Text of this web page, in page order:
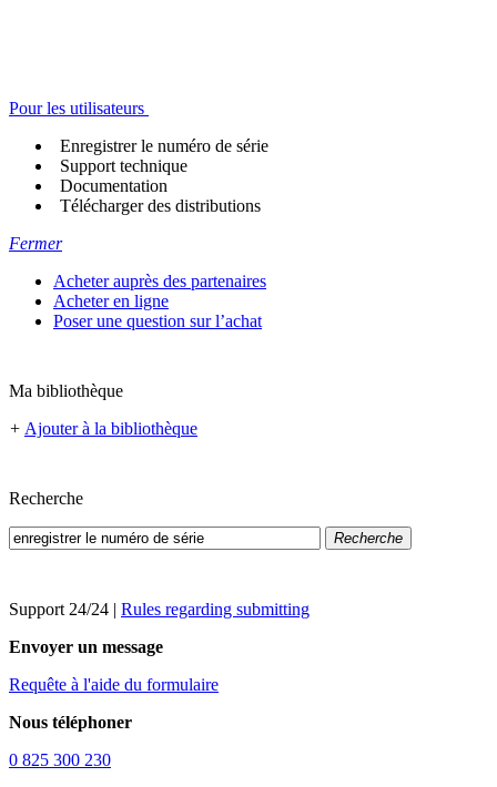
Pour les utilisateurs
Enregistrer le numéro de série
Support technique
Documentation
Télécharger des distributions
Fermer
Acheter auprès des partenaires
Acheter en ligne
Poser une question sur l’achat
Ma bibliothèque
+ Ajouter à la bibliothèque
Recherche
Recherche
Support 24/24 | Rules regarding submitting
Envoyer un message
Requête à l'aide du formulaire
Nous téléphoner
0 825 300 230